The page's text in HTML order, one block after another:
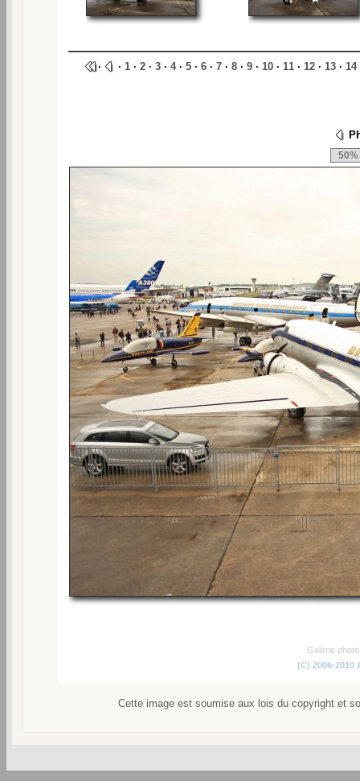
· · 1 · 2 · 3 · 4· 5 · 6 · 7 · 8 · 9 · 10 · 11 · 12 · 13 · 14
Galerie
(C) 2006-2010
Cette image est soumise aux lois du copyright et